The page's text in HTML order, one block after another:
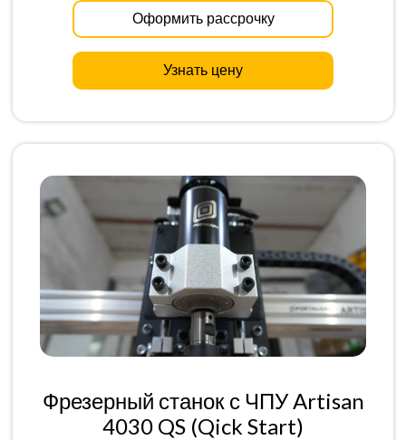
Оформить рассрочку
Узнать цену
Фрезерный станок с ЧПУ Artisan
4030 QS (Qick Start)